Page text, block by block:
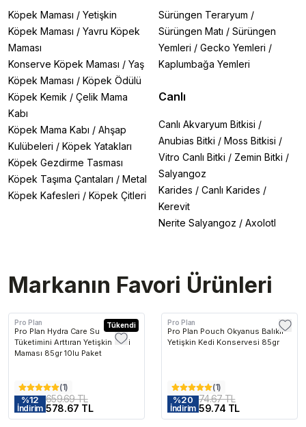
Köpek Maması / Yetişkin
Köpek Maması / Yavru Köpek
Maması
Konserve Köpek Maması / Yaş
Köpek Maması / Köpek Ödülü
Köpek Kemik / Çelik Mama
Kabı
Köpek Mama Kabı / Ahşap
Kulübeleri / Köpek Yatakları
Köpek Gezdirme Tasması
Köpek Taşıma Çantaları / Metal
Köpek Kafesleri / Köpek Çitleri
Sürüngen Teraryum /
Sürüngen Matı / Sürüngen
Yemleri / Gecko Yemleri /
Kaplumbağa Yemleri
Canlı
Canlı Akvaryum Bitkisi /
Anubias Bitki / Moss Bitkisi /
Vitro Canlı Bitki / Zemin Bitki /
Salyangoz
Karides / Canlı Karides /
Kerevit
Nerite Salyangoz / Axolotl
Markanın Favori Ürünleri
Tükendi
Pro Plan
Pro Plan Hydra Care Su
Tüketimini Arttıran Yetişkin Kedi
Maması 85gr 10lu Paket
(1)
%12
İndirim
659.69 TL
578.67 TL
Pro Plan
Pro Plan Pouch Okyanus Balıklı
Yetişkin Kedi Konservesi 85gr
(1)
%20
İndirim
74.67 TL
59.74 TL